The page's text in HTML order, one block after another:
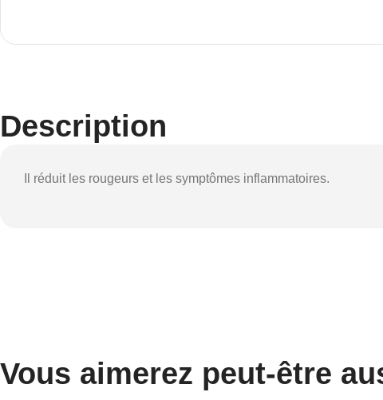
Description
Il réduit les rougeurs et les symptômes inflammatoires.
Vous aimerez peut-être